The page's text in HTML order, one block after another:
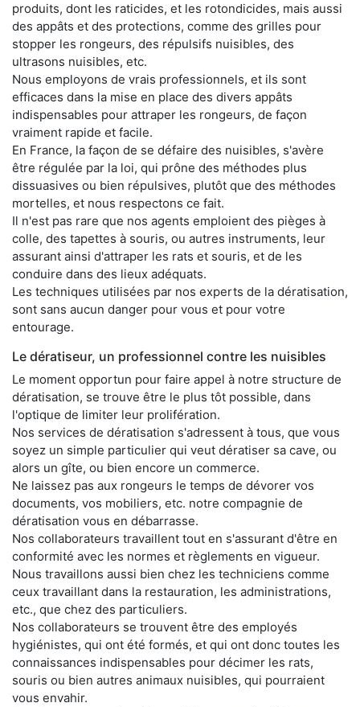
produits, dont les raticides, et les rotondicides, mais aussi
des appâts et des protections, comme des grilles pour
stopper les rongeurs, des répulsifs nuisibles, des
ultrasons nuisibles, etc.
Nous employons de vrais professionnels, et ils sont
efficaces dans la mise en place des divers appâts
indispensables pour attraper les rongeurs, de façon
vraiment rapide et facile.
En France, la façon de se défaire des nuisibles, s'avère
être régulée par la loi, qui prône des méthodes plus
dissuasives ou bien répulsives, plutôt que des méthodes
mortelles, et nous respectons ce fait.
Il n'est pas rare que nos agents emploient des pièges à
colle, des tapettes à souris, ou autres instruments, leur
assurant ainsi d'attraper les rats et souris, et de les
conduire dans des lieux adéquats.
Les techniques utilisées par nos experts de la dératisation,
sont sans aucun danger pour vous et pour votre
entourage.
Le dératiseur, un professionnel contre les nuisibles
Le moment opportun pour faire appel à notre structure de
dératisation, se trouve être le plus tôt possible, dans
l'optique de limiter leur prolifération.
Nos services de dératisation s'adressent à tous, que vous
soyez un simple particulier qui veut dératiser sa cave, ou
alors un gîte, ou bien encore un commerce.
Ne laissez pas aux rongeurs le temps de dévorer vos
documents, vos mobiliers, etc. notre compagnie de
dératisation vous en débarrasse.
Nos collaborateurs travaillent tout en s'assurant d'être en
conformité avec les normes et règlements en vigueur.
Nous travaillons aussi bien chez les techniciens comme
ceux travaillant dans la restauration, les administrations,
etc., que chez des particuliers.
Nos collaborateurs se trouvent être des employés
hygiénistes, qui ont été formés, et qui ont donc toutes les
connaissances indispensables pour décimer les rats,
souris ou bien autres animaux nuisibles, qui pourraient
vous envahir.